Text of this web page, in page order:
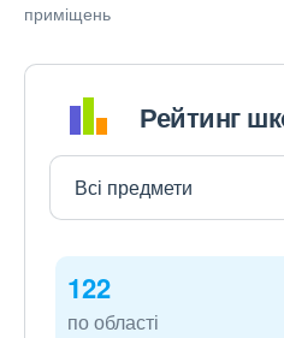
приміщень
Рейтинг
122
по області